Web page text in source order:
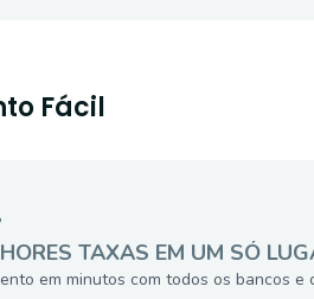
Fácil
TAXAS EM UM SÓ
em minutos com todos os bancos e